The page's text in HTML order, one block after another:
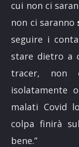
cui non ci
non ci saranno
seguire i
stare dietro a
tracer, non
isolatamente
malati Covid
colpa finirà
bene.”